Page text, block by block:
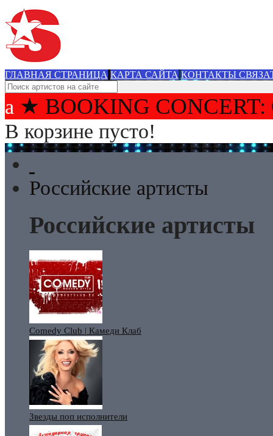
ГЛАВНАЯ СТРАНИЦА КАРТА САЙТА КОНТАКТЫ
★ BOOKING
В корзине пусто!
Российские артисты
Российские артисты
Comedy Club | Камеди Клаб
Звезды поп исполнители